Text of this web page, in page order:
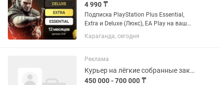
4 990 ₸
Подписка PlayStation Plus Essential,
Extra и Deluxe (Люкс), EA Play на ваш
украинский или турецкий аккаунт. Если
аккаунта нет - открою новый. Почти во
русская...
Караганда, сегодня
Реклама
Курьер на лёгкие собранные заказы(Аптеки,документы,косметика,сладости 2 КГ)
450 000 - 700 000 ₸